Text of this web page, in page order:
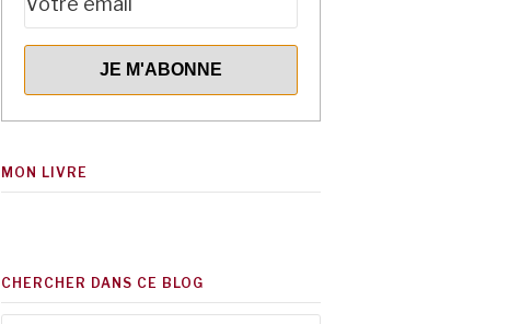
MON LIVRE
CHERCHER DANS CE BLOG